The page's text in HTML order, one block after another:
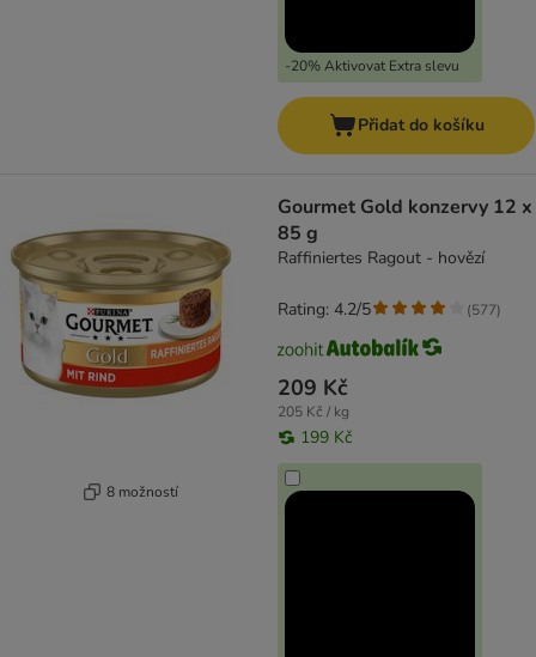
-20% Aktivovat Extra slevu
Přidat do košíku
8 možností
Gourmet Gold konzervy 12 x
85 g
Raffiniertes Ragout - hovězí
209 Kč
205 Kč / kg
199 Kč
Rating: 4.2/5 (577)